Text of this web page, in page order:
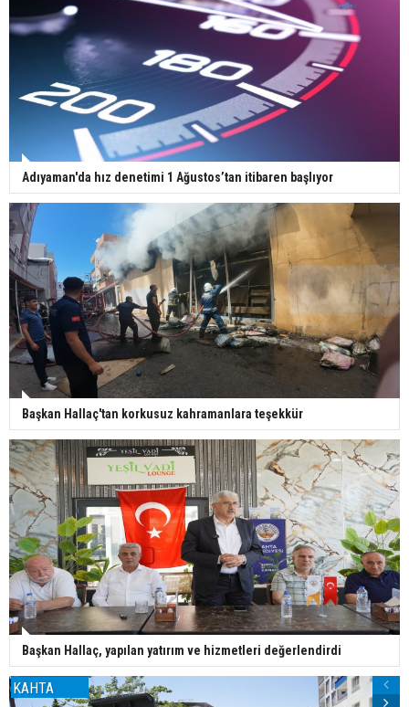
Adıyaman'da hız denetimi 1 Ağustos’tan itibaren başlıyor
Başkan Hallaç'tan korkusuz kahramanlara teşekkür
Başkan Hallaç, yapılan yatırım ve hizmetleri değerlendirdi
KAHTA